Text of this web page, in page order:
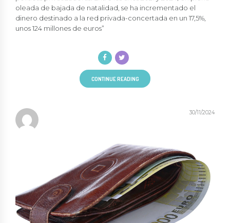
oleada de bajada de natalidad, se ha incrementado el
dinero destinado a la red privada-concertada en un 17,5%,
unos 124 millones de euros”
CONTINUE READING
30/11/2024